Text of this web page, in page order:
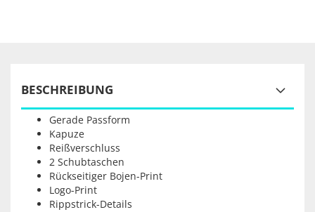
BESCHREIBUNG
Gerade Passform
Kapuze
Reißverschluss
2 Schubtaschen
Rückseitiger Bojen-Print
Logo-Print
Rippstrick-Details